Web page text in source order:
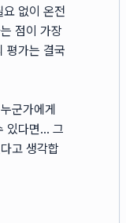
없이 온전
점이 가장
평가는 결국
군가에게
있다면... 그
고 생각합